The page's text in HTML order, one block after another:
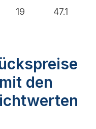
19 47.1
den